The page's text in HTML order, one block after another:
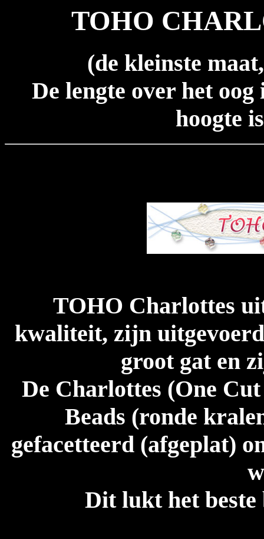
TOHO
(de kleinste
De lengte over het
hoogte
TOHO Charlottes
kwaliteit, zijn
groot gat en
De Charlottes (One
Beads (ronde
gefacetteerd (afgeplat)
Dit lukt het